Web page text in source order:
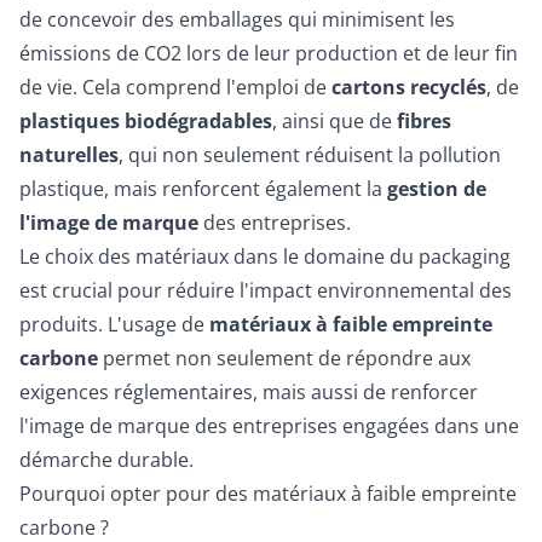
de concevoir des emballages qui minimisent les
émissions de CO2 lors de leur production et de leur fin
de vie. Cela comprend l'emploi decartons recyclés, de
plastiques biodégradables, ainsi que defibres
naturelles, qui non seulement réduisent la pollution
plastique, mais renforcent également la gestion de
l'image de marque des entreprises.
Le choix des matériaux dans le domaine du packaging
est crucial pour réduire l'impact environnemental des
produits. L'usage de matériaux à faible empreinte
carbone permet non seulement de répondre aux
exigences réglementaires, mais aussi de renforcer
l'image de marque des entreprises engagées dans une
démarche durable.
Pourquoi opter pour des matériaux à faible empreinte
carbone ?